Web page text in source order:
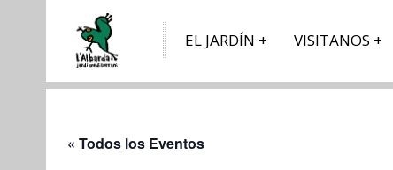
EL JARDÍN VISITANOS
« Todos los Eventos